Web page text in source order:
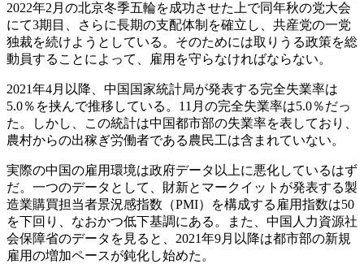
2022年2月の北京冬季五輪を成功させた上で同年秋の党大会
にて3期目、さらに長期の支配体制を確立し、共産党の一党
独裁を続けようとしている。そのためには取りうる政策を総
動員することによって、雇用を守らなければならない。
2021年4月以降、中国国家統計局が発表する完全失業率は
5.0％を挟んで推移している。11月の完全失業率は5.0％だっ
た。しかし、この統計は中国都市部の失業率を表しており、
農村からの出稼ぎ労働者である農民工は含まれていない。
実際の中国の雇用環境は政府データ以上に悪化しているはず
だ。一つのデータとして、財新とマークイットが発表する製
造業購買担当者景況感指数（PMI）を構成する雇用指数は50
を下回り、なおかつ低下基調にある。また、中国人力資源社
会保障省のデータを見ると、2021年9月以降は都市部の新規
雇用の増加ペースが鈍化し始めた。